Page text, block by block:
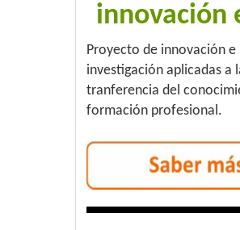
innovación
Proyecto de innovación e
investigación aplicadas a
tranferencia del
formación profesional.